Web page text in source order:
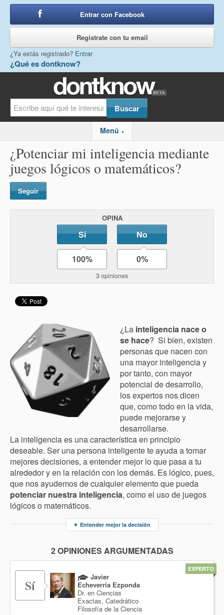
¿Qué es dontknow?
Entrar con Facebook
Regístrate con tu email
¿Ya estás registrado? Entrar
Menú ▼
¿Potenciar mi inteligencia mediante
juegos lógicos o matemáticos?
Seguir
OPINA
Sí No
100% 0%
3 opiniones
¿La inteligencia nace o
se hace? Si bien, existen
personas que nacen con
una mayor inteligencia y
por tanto, con mayor
potencial de desarrollo,
los expertos nos dicen
que, como todo en la vida,
puede mejorarse y
desarrollarse.
La inteligencia es una característica en principio
deseable. Ser una persona inteligente te ayuda a tomar
mejores decisiones, a entender mejor lo que pasa a tu
alrededor y en la relación con los demás. Es lógico, pues,
que nos ayudemos de cualquier elemento que pueda
potenciar nuestra inteligencia, como el uso de juegos
lógicos o matemáticos.
▼ Entender mejor la decisión
2 OPINIONES ARGUMENTADAS
Sí
Javier
Echeverria Ezponda
Dr. en Ciencias
Exactas, Catedrático
Filosofía de la Ciencia
EXPERTO